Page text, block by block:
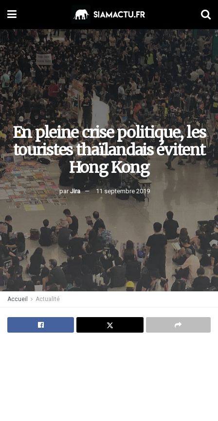
En pleine crise politique, les
touristes thaïlandais évitent
Hong Kong
par Jira 11 septembre 2019
Accueil Actualité